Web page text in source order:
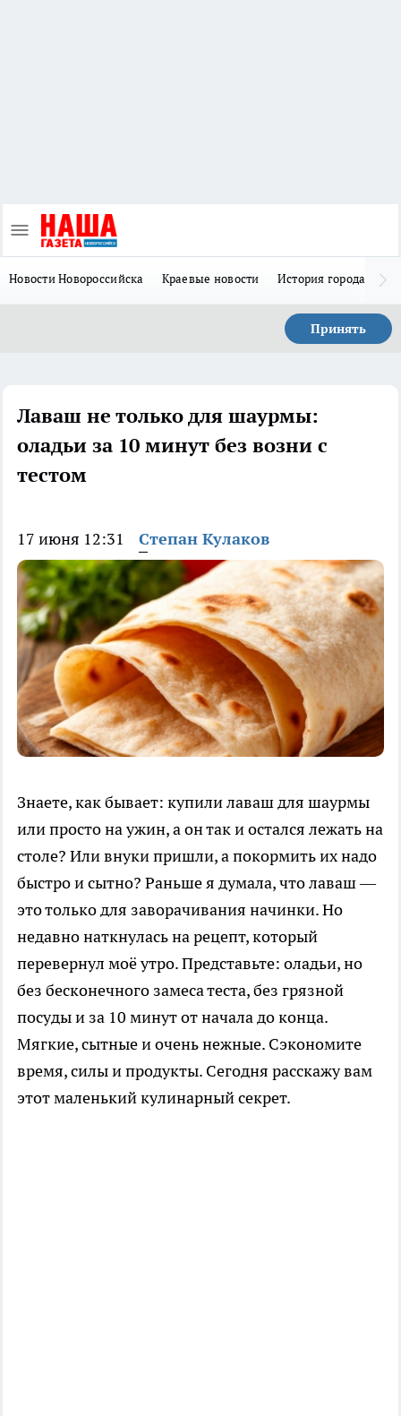
Новости Новороссийска Краевые новости История города Н
Принять
Лаваш не только для шаурмы:
оладьи за 10 минут без возни с
тестом
17 июня 12:31 Степан Кулаков
Знаете, как бывает: купили лаваш для шаурмы
или просто на ужин, а он так и остался лежать на
столе? Или внуки пришли, а покормить их надо
быстро и сытно? Раньше я думала, что лаваш —
это только для заворачивания начинки. Но
недавно наткнулась на рецепт, который
перевернул моё утро. Представьте: оладьи, но
без бесконечного замеса теста, без грязной
посуды и за 10 минут от начала до конца.
Мягкие, сытные и очень нежные. Сэкономите
время, силы и продукты. Сегодня расскажу вам
этот маленький кулинарный секрет.